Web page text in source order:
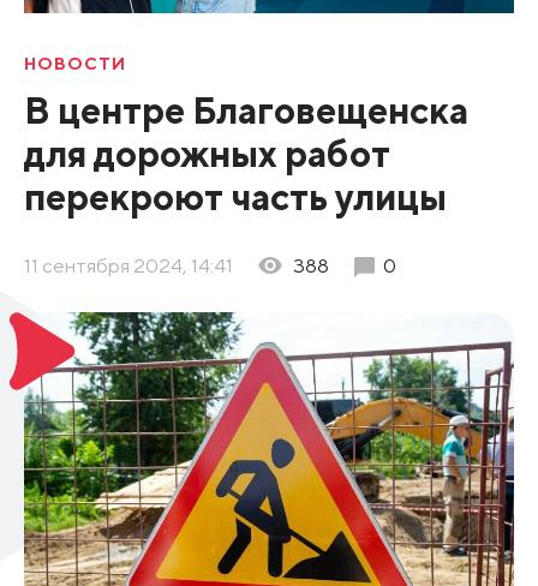
НОВОСТИ
В центре Благовещенска
для дорожных работ
перекроют часть улицы
11 сентября 2024, 14:41 388 0